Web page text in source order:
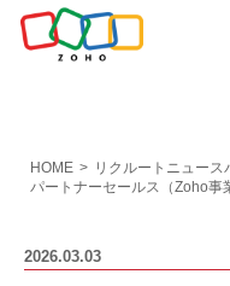
HOME > リクルートニュース
パートナーセールス（Zoho事
2026.03.03